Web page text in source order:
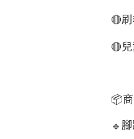
🔴
🔴
📦
🔹